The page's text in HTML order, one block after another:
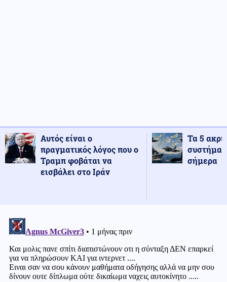
Αυτός είναι ο
πραγματικός λόγος που ο
Τραμπ φοβάται να
εισβάλει στο Ιράν
Τα 5
σήμερα